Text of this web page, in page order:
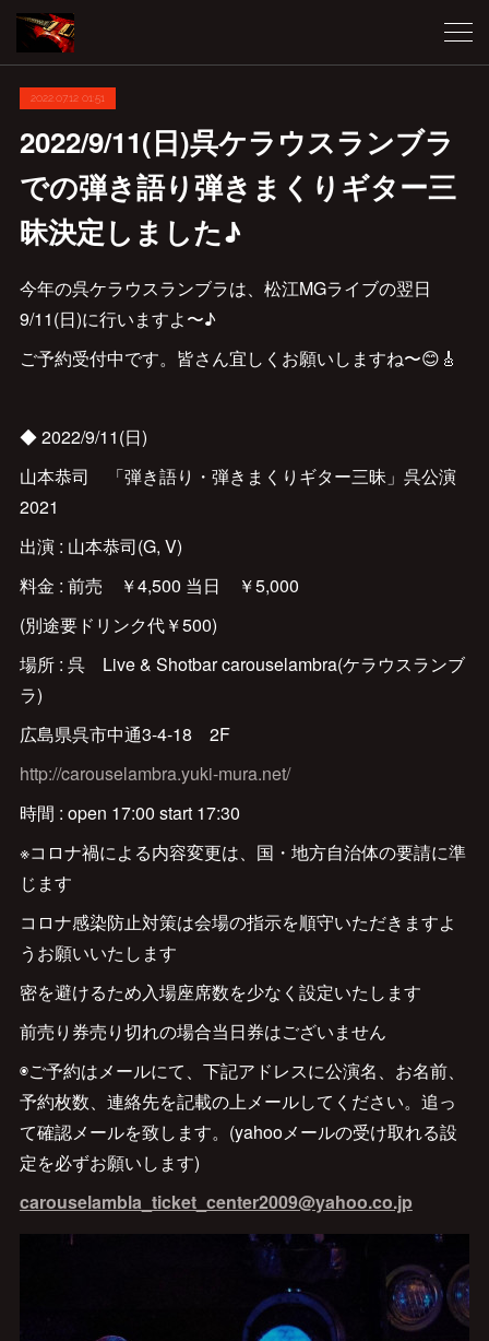
2022.07.12 01:51
2022/9/11(日)呉ケラウスランブラ
での弾き語り弾きまくりギター三
昧決定しました♪
今年の呉ケラウスランブラは、松江MGライブの翌日
9/11(日)に行いますよ〜♪
ご予約受付中です。皆さん宜しくお願いしますね〜😊🎸
◆ 2022/9/11(日)
山本恭司 「弾き語り・弾きまくりギター三昧」呉公演
2021
出演 : 山本恭司(G, V)
料金 : 前売 ￥4,500 当日 ￥5,000
(別途要ドリンク代￥500)
場所 : 呉 Live & Shotbar carouselambra(ケラウスランブ
ラ)
広島県呉市中通3-4-18 2F
http://carouselambra.yuki-mura.net/
時間 : open 17:00 start 17:30
※コロナ禍による内容変更は、国・地方自治体の要請に準
じます
コロナ感染防止対策は会場の指示を順守いただきますよ
うお願いいたします
密を避けるため入場座席数を少なく設定いたします
前売り券売り切れの場合当日券はございません
◉ご予約はメールにて、下記アドレスに公演名、お名前、
予約枚数、連絡先を記載の上メールしてください。追っ
て確認メールを致します。(yahooメールの受け取れる設
定を必ずお願いします)
carouselambla_ticket_center2009@yahoo.co.jp